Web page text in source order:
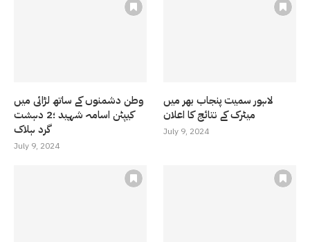
وطن دشمنوں کے ساتھ لڑائی میں
کیپٹن اسامہ شہید ؛2 دہشت
گرد ہلاک
July 9, 2024
لاہور سمیت پنجاب بھر میں
میٹرک کے نتائج کا اعلان
July 9, 2024